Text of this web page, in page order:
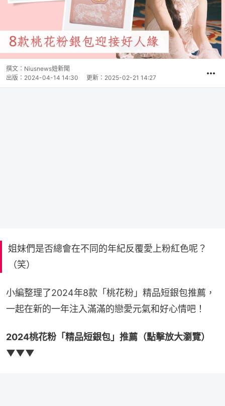
撰文： Niusnews妞新聞
出版： 2024-04-14 14:30 更新： 2025-02-21 14:27
姐妹們是否總會在不同的年紀反覆愛上粉紅色呢？
（笑）
小編整理了2024年8款「桃花粉」精品短銀包推薦，
一起在新的一年注入滿滿的戀愛元氣和好心情吧！
2024桃花粉「精品短銀包」推薦（點擊放大瀏覽）
▼▼▼